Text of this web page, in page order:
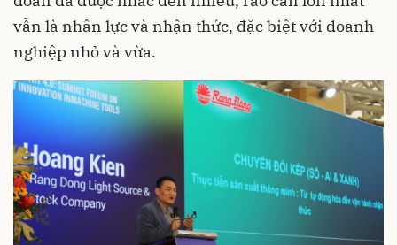
vẫn là nhân lực và nhận thức, đặc biệt với doanh
nghiệp nhỏ và vừa.